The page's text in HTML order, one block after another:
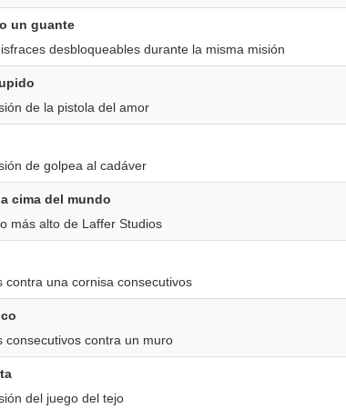
un guante
desbloqueables durante la misma misión
de la pistola del amor
de golpea al cadáver
cima del mundo
más alto de Laffer Studios
contra una cornisa consecutivos
consecutivos contra un muro
del juego del tejo